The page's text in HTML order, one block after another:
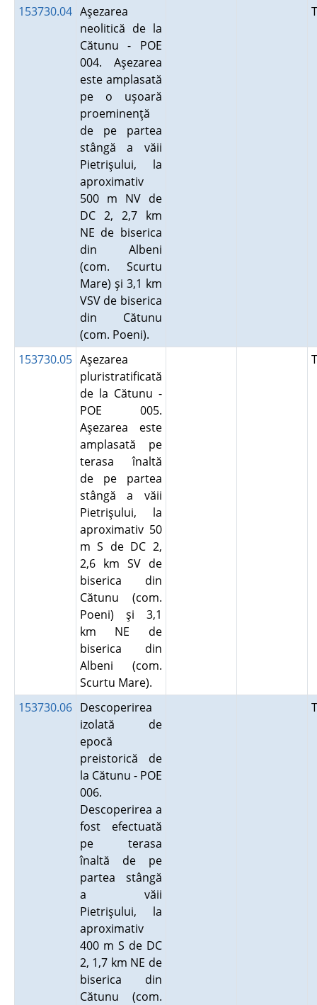
153730.04 Aşezarea
neolitică de la
Cătunu - POE
004. Aşezarea
este amplasată
pe o uşoară
proeminenţă
de pe partea
stângă a văii
Pietrişului, la
aproximativ
500 m NV de
DC 2, 2,7 km
NE de biserica
din Albeni
(com. Scurtu
Mare) şi 3,1 km
VSV de biserica
din Cătunu
(com. Poeni).
153730.05 Aşezarea
pluristratificată
de la Cătunu -
POE 005.
Aşezarea este
amplasată pe
terasa înaltă
de pe partea
stângă a văii
Pietrişului, la
aproximativ 50
m S de DC 2,
2,6 km SV de
biserica din
Cătunu (com.
Poeni) şi 3,1
km NE de
biserica din
Albeni (com.
Scurtu Mare).
153730.06 Descoperirea
izolată de
epocă
preistorică de
la Cătunu - POE
006.
Descoperirea a
fost efectuată
pe terasa
înaltă de pe
partea stângă
a văii
Pietrişului, la
aproximativ
400 m S de DC
2, 1,7 km NE de
biserica din
Cătunu (com.